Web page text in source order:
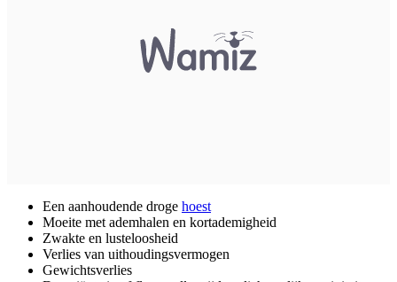
Een aanhoudende droge hoest
Moeite met ademhalen en kortademigheid
Zwakte en lusteloosheid
Verlies van uithoudingsvermogen
Gewichtsverlies